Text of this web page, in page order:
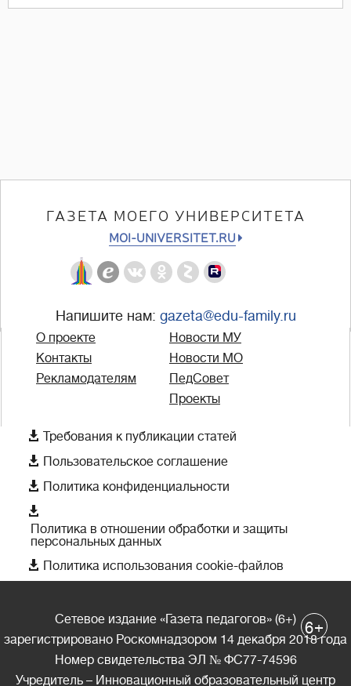
ГАЗЕТА МОЕГО УНИВЕРСИТЕТА
MOI-UNIVERSITET.RU
Напишите нам: gazeta@edu-family.ru
О проекте
Контакты
Рекламодателям
Новости МУ
Новости МО
ПедСовет
Проекты
 Требования к публикации статей
 Пользовательское соглашение
 Политика конфиденциальности

Политика в отношении обработки и защиты
персональных данных
 Политика использования cookie-файлов
Сетевое издание «Газета педагогов» (6+)
зарегистрировано Роскомнадзором 14 декабря 2018 года
Номер свидетельства ЭЛ № ФС77-74596
Учредитель – Инновационный образовательный центр
6+